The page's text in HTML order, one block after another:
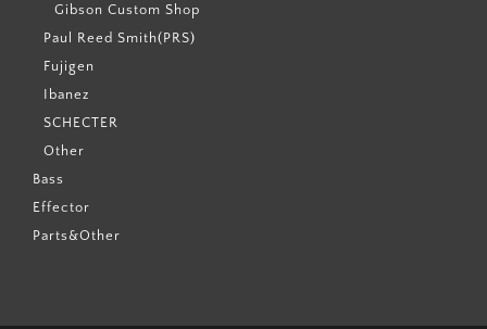
Gibson Custom Shop
Paul Reed Smith(PRS)
Fujigen
Ibanez
SCHECTER
Other
Bass
Effector
Parts&Other